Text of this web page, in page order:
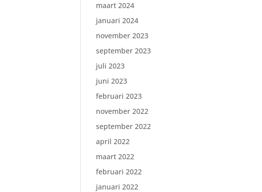
maart 2024
januari 2024
november 2023
september 2023
juli 2023
juni 2023
februari 2023
november 2022
september 2022
april 2022
maart 2022
februari 2022
januari 2022